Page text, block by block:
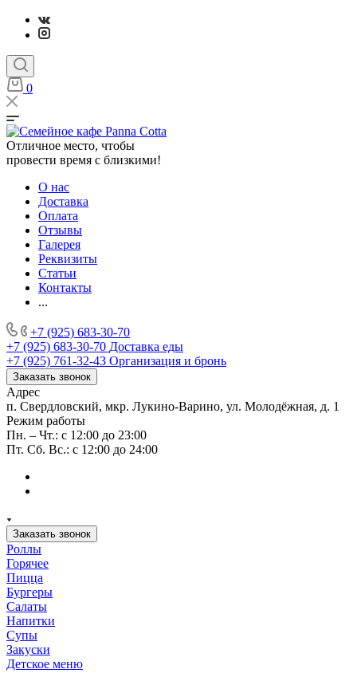
0
Отличное место, чтобы
провести время с близкими!
О нас
Доставка
Оплата
Отзывы
Галерея
Реквизиты
Статьи
Контакты
...
+7 (925) 683-30-70
+7 (925) 683-30-70 Доставка еды
+7 (925) 761-32-43 Организация и бронь
Заказать звонок
Адрес
п. Свердловский, мкр. Лукино-Варино, ул. Молодёжная, д. 1
Режим работы
Пн. – Чт.: с 12:00 до 23:00
Пт. Сб. Вс.: с 12:00 до 24:00
Заказать звонок
Роллы
Горячее
Пицца
Бургеры
Салаты
Напитки
Супы
Закуски
Детское меню